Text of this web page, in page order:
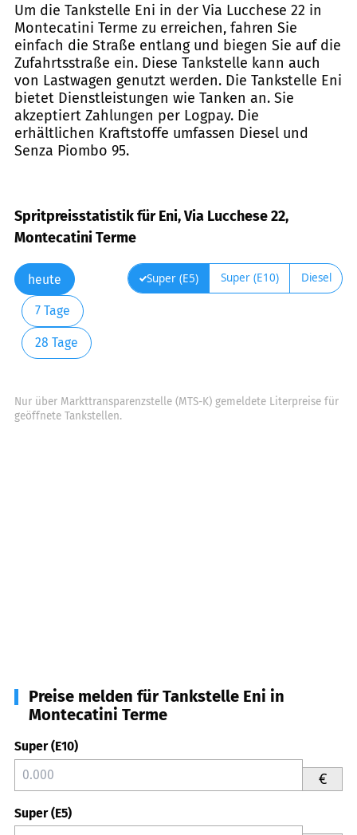
Um die Tankstelle Eni in der Via Lucchese 22 in
Montecatini Terme zu erreichen, fahren Sie
einfach die Straße entlang und biegen Sie auf die
Zufahrtsstraße ein. Diese Tankstelle kann auch
von Lastwagen genutzt werden. Die Tankstelle Eni
bietet Dienstleistungen wie Tanken an. Sie
akzeptiert Zahlungen per Logpay. Die
erhältlichen Kraftstoffe umfassen Diesel und
Senza Piombo 95.
Spritpreisstatistik für Eni, Via Lucchese 22,
Montecatini Terme
heute
7 Tage
28 Tage
Super (E5) Super (E10) Diesel
Nur über Markttransparenzstelle (MTS-K) gemeldete Literpreise für
geöffnete Tankstellen.
Preise melden für Tankstelle Eni in
Montecatini Terme
Super (E10)
€
Super (E5)